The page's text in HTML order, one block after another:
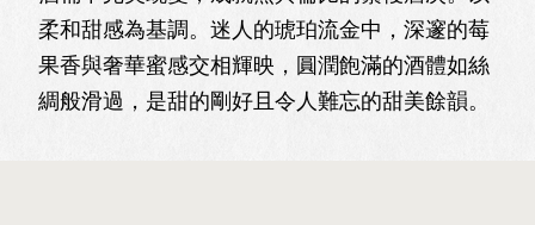
柔和甜感為基調。迷人的琥珀流金中，深邃的莓
果香與奢華蜜感交相輝映，圓潤飽滿的酒體如絲
綢般滑過，是甜的剛好且令人難忘的甜美餘韻。